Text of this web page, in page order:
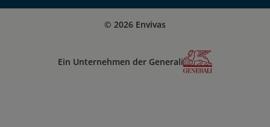
© 2026 Envivas
Ein Unternehmen der Generali